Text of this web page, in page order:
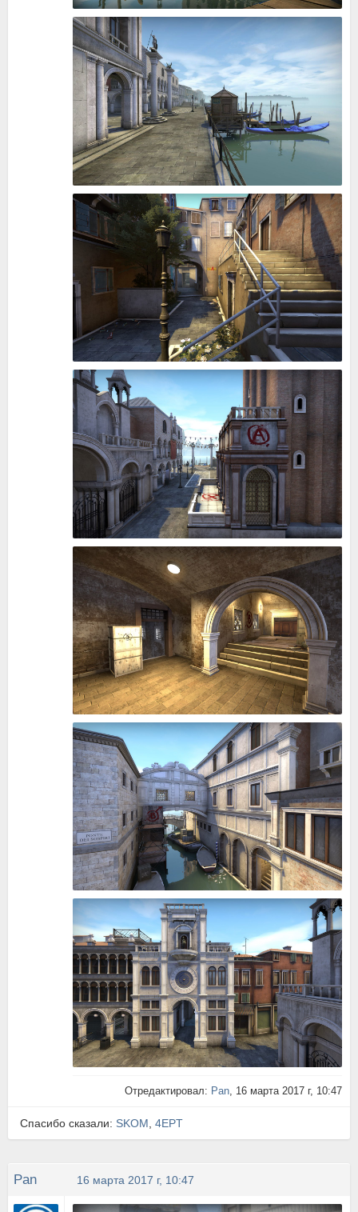
Отредактировал: Pan, 16 марта 2017 г, 10:47
Спасибо сказали: SKOM 4EPT
Pan 16 марта 2017 г, 10:47